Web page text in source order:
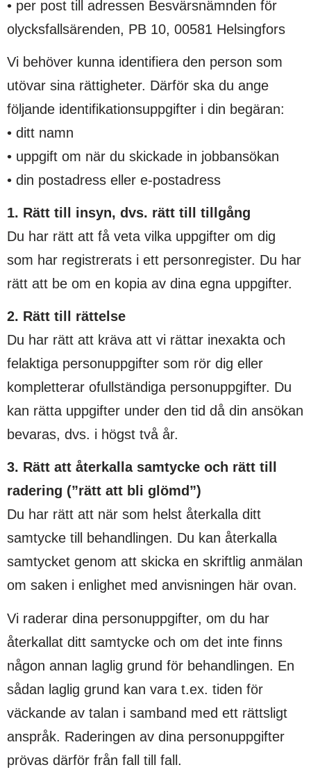
• per post till adressen Besvärsnämnden för
olycksfallsärenden, PB 10, 00581 Helsingfors
Vi behöver kunna identifiera den person som
utövar sina rättigheter. Därför ska du ange
följande identifikationsuppgifter i din begäran:
• ditt namn
• uppgift om när du skickade in jobbansökan
• din postadress eller e-postadress
1. Rätt till insyn, dvs. rätt till tillgång
Du har rätt att få veta vilka uppgifter om dig
som har registrerats i ett personregister. Du har
rätt att be om en kopia av dina egna uppgifter.
2. Rätt till rättelse
Du har rätt att kräva att vi rättar inexakta och
felaktiga personuppgifter som rör dig eller
kompletterar ofullständiga personuppgifter. Du
kan rätta uppgifter under den tid då din ansökan
bevaras, dvs. i högst två år.
3. Rätt att återkalla samtycke och rätt till
radering (”rätt att bli glömd”)
Du har rätt att när som helst återkalla ditt
samtycke till behandlingen. Du kan återkalla
samtycket genom att skicka en skriftlig anmälan
om saken i enlighet med anvisningen här ovan.
Vi raderar dina personuppgifter, om du har
återkallat ditt samtycke och om det inte finns
någon annan laglig grund för behandlingen. En
sådan laglig grund kan vara t.ex. tiden för
väckande av talan i samband med ett rättsligt
anspråk. Raderingen av dina personuppgifter
prövas därför från fall till fall.